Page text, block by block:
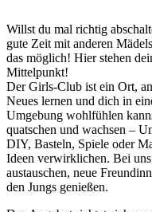
Willst du mal richtig
gute Zeit mit anderen
das möglich! Hier stehen
Mittelpunkt!
Der Girls-Club ist ein Ort,
Neues lernen und dich in
Umgebung wohlfühlen
quatschen und wachsen –
DIY, Basteln, Spiele oder
Ideen verwirklichen. Bei
austauschen, neue
den Jungs genießen.